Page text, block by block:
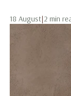
18 August|2 min